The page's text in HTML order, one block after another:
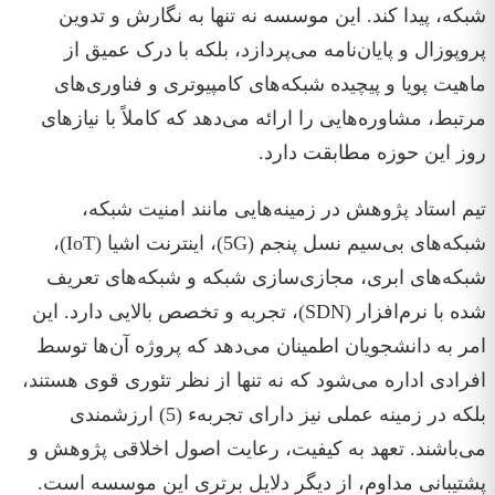
شبکه، پیدا کند. این موسسه نه تنها به نگارش و تدوین
پروپوزال و پایان‌نامه می‌پردازد، بلکه با درک عمیق از
ماهیت پویا و پیچیده شبکه‌های کامپیوتری و فناوری‌های
مرتبط، مشاوره‌هایی را ارائه می‌دهد که کاملاً با نیازهای
روز این حوزه مطابقت دارد.
تیم استاد پژوهش در زمینه‌هایی مانند امنیت شبکه،
شبکه‌های بی‌سیم نسل پنجم (5G)، اینترنت اشیا (IoT)،
شبکه‌های ابری، مجازی‌سازی شبکه و شبکه‌های تعریف
شده با نرم‌افزار (SDN)، تجربه و تخصص بالایی دارد. این
امر به دانشجویان اطمینان می‌دهد که پروژه آن‌ها توسط
افرادی اداره می‌شود که نه تنها از نظر تئوری قوی هستند،
بلکه در زمینه عملی نیز دارای تجربهء (5) ارزشمندی
می‌باشند. تعهد به کیفیت، رعایت اصول اخلاقی پژوهش و
پشتیبانی مداوم، از دیگر دلایل برتری این موسسه است.